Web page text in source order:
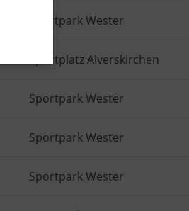
Sportpark Wester
Sportplatz Alverskirchen
Sportpark Wester
Sportpark Wester
Sportpark Wester